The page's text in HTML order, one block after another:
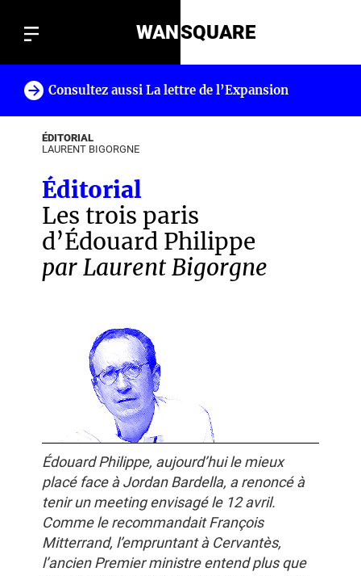
WANSQUARE
Consultez aussi La lettre de l’Expansion
ÉDITORIAL
LAURENT BIGORGNE
Éditorial
Les trois paris
d’Édouard Philippe
par Laurent Bigorgne
Édouard Philippe, aujourd’hui le mieux
placé face à Jordan Bardella, a renoncé à
tenir un meeting envisagé le 12 avril.
Comme le recommandait François
Mitterrand, l’empruntant à Cervantès,
l’ancien Premier ministre entend plus que